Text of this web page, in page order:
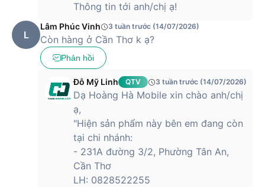
Thông tin tới anh/chị ạ!
L
Lâm Phúc Vinh 3 tuần trước (14/07/2026)
Còn hàng ở Cần Thơ k ạ?
Phản hồi
Đỗ Mỹ Linh QTV 3 tuần trước (14/07/2026)
Dạ Hoàng Hà Mobile xin chào anh/chị
ạ,
"Hiện sản phẩm này bên em đang còn
tại chi nhánh:
- 231A đường 3/2, Phường Tân An,
Cần Thơ
LH: 0828522255